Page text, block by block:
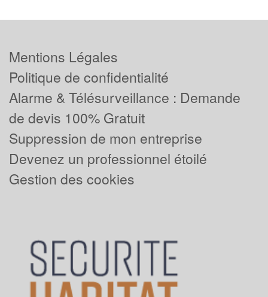
Mentions Légales
Politique de confidentialité
Alarme & Télésurveillance : Demande
de devis 100% Gratuit
Suppression de mon entreprise
Devenez un professionnel étoilé
Gestion des cookies